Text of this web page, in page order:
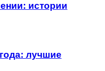
истории
лучшие